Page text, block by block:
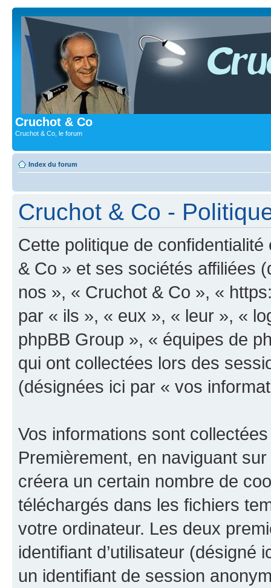
Cruchot & Co
Cruchot & Co, le forum
Index du forum
Cruchot & Co -
Cette politique de
& Co » et ses sociétés affiliées
nos », « Cruchot & Co », «
par « ils », « eux », « leur », «
phpBB Group », « équipes de
qui ont collectées lors des
(désignées ici par « vos
Vos informations sont
Premièrement, en naviguant
créera un certain nombre de
téléchargés dans les fichiers
votre ordinateur. Les deux
identifiant d’utilisateur (désigné
un identifiant de session